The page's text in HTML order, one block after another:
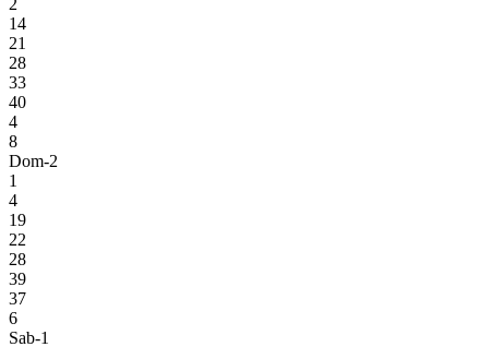
14
21
28
33
40
4
8
Dom-2
1
4
19
22
28
39
37
6
Sab-1